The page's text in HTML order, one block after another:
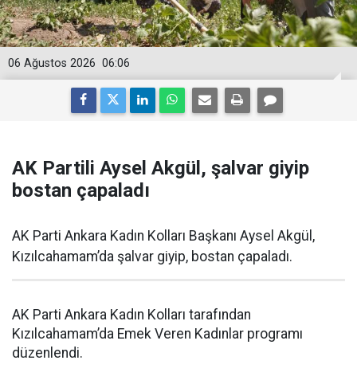
06:06
06 Ağustos 2026
AK Partili Aysel Akgül, şalvar giyip
bostan çapaladı
AK Parti Ankara Kadın Kolları Başkanı Aysel Akgül,
Kızılcahamam’da şalvar giyip, bostan çapaladı.
AK Parti Ankara Kadın Kolları tarafından
Kızılcahamam’da Emek Veren Kadınlar programı
düzenlendi.